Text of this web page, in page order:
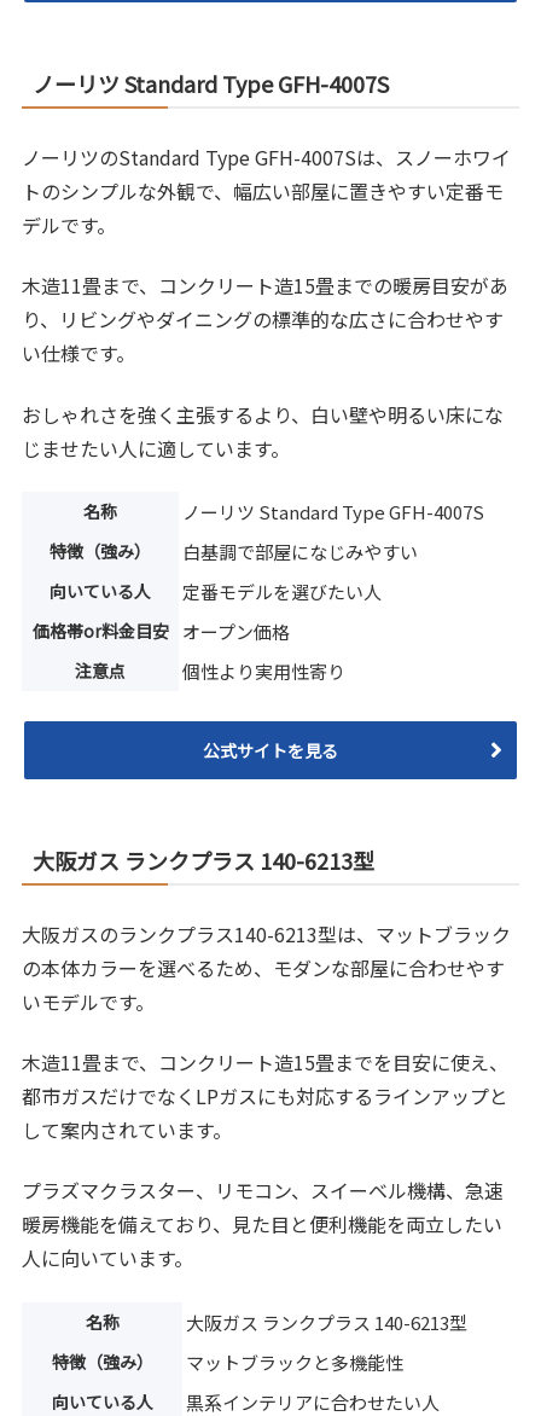
ノーリツ Standard Type GFH-4007S
ノーリツのStandard Type GFH-4007Sは、スノーホワイ
トのシンプルな外観で、幅広い部屋に置きやすい定番モ
デルです。
木造11畳まで、コンクリート造15畳までの暖房目安があ
り、リビングやダイニングの標準的な広さに合わせやす
い仕様です。
おしゃれさを強く主張するより、白い壁や明るい床にな
じませたい人に適しています。
名称 ノーリツ Standard Type GFH-4007S
特徴（強み） 白基調で部屋になじみやすい
向いている人 定番モデルを選びたい人
価格帯or料金目安 オープン価格
注意点 個性より実用性寄り
公式サイトを見る
大阪ガス ランクプラス 140-6213型
大阪ガスのランクプラス140-6213型は、マットブラック
の本体カラーを選べるため、モダンな部屋に合わせやす
いモデルです。
木造11畳まで、コンクリート造15畳までを目安に使え、
都市ガスだけでなくLPガスにも対応するラインアップと
して案内されています。
プラズマクラスター、リモコン、スイーベル機構、急速
暖房機能を備えており、見た目と便利機能を両立したい
人に向いています。
名称 大阪ガス ランクプラス 140-6213型
特徴（強み） マットブラックと多機能性
向いている人 黒系インテリアに合わせたい人